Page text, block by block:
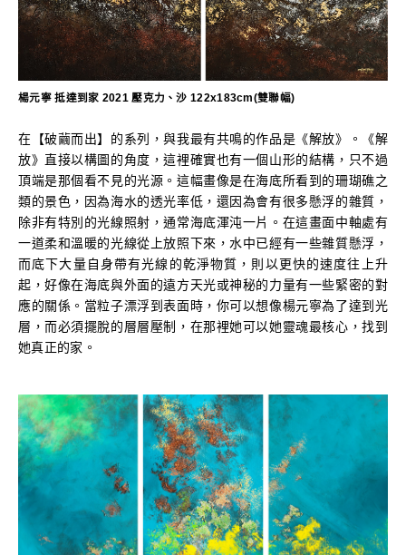
楊元寧 抵達到家 2021 壓克力、沙 122x183cm(雙聯幅)
在【破繭而出】的系列，與我最有共鳴的作品是《解放》。《解
放》直接以構圖的角度，這裡確實也有一個山形的結構，只不過
頂端是那個看不見的光源。這幅畫像是在海底所看到的珊瑚礁之
類的景色，因為海水的透光率低，還因為會有很多懸浮的雜質，
除非有特別的光線照射，通常海底渾沌一片。在這畫面中軸處有
一道柔和溫暖的光線從上放照下來，水中已經有一些雜質懸浮，
而底下大量自身帶有光線的乾淨物質，則以更快的速度往上升
起，好像在海底與外面的遠方天光或神秘的力量有一些緊密的對
應的關係。當粒子漂浮到表面時，你可以想像楊元寧為了達到光
層，而必須擺脫的層層壓制，在那裡她可以她靈魂最核心，找到
她真正的家。